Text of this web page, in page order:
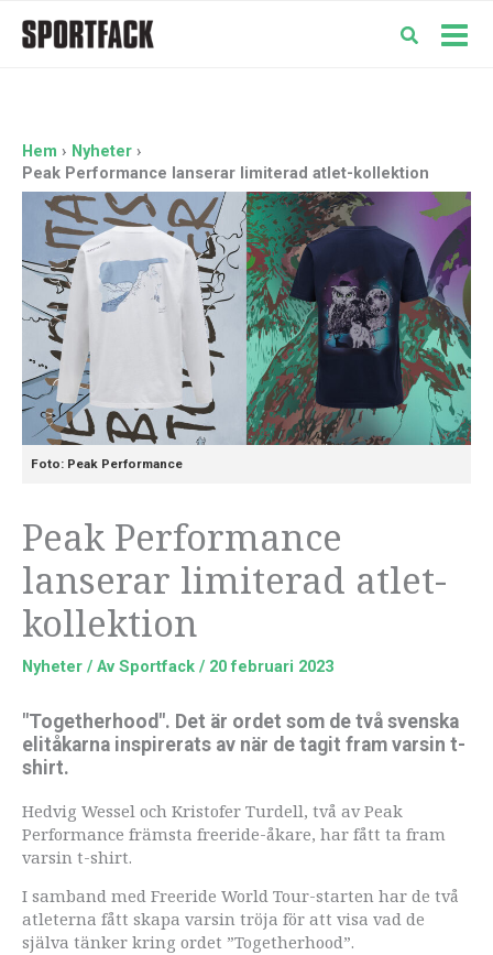
Hem
Nyheter
Peak Performance lanserar limiterad atlet-kollektion
Foto: Peak Performance
Peak Performance
lanserar limiterad atlet-
kollektion
Nyheter / Av Sportfack / 20 februari 2023
"Togetherhood". Det är ordet som de två svenska
elitåkarna inspirerats av när de tagit fram varsin t-
shirt.
Hedvig Wessel och Kristofer Turdell, två av Peak
Performance främsta freeride-åkare, har fått ta fram
varsin t-shirt.
I samband med Freeride World Tour-starten har de två
atleterna fått skapa varsin tröja för att visa vad de
själva tänker kring ordet ”Togetherhood”.